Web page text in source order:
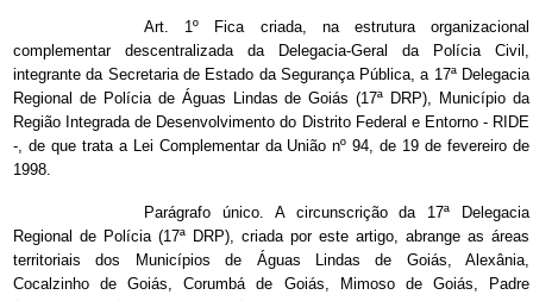
Art. 1º Fica criada, na estrutura organizacional
complementar descentralizada da Delegacia-Geral da Polícia Civil,
integrante da Secretaria de Estado da Segurança Pública, a 17ª Delegacia
Regional de Polícia de Águas Lindas de Goiás (17ª DRP), Município da
Região Integrada de Desenvolvimento do Distrito Federal e Entorno - RIDE
-, de que trata a Lei Complementar da União nº 94, de 19 de fevereiro de
1998.
Parágrafo único. A circunscrição da 17ª Delegacia
Regional de Polícia (17ª DRP), criada por este artigo, abrange as áreas
territoriais dos Municípios de Águas Lindas de Goiás, Alexânia,
Cocalzinho de Goiás, Corumbá de Goiás, Mimoso de Goiás, Padre